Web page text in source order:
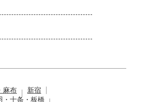
麻布
新宿
・十条・板橋